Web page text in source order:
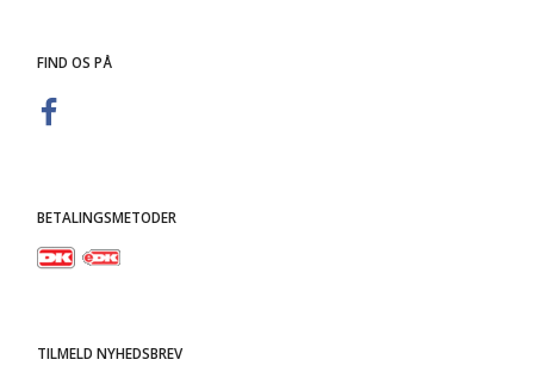
FIND OS PÅ
BETALINGSMETODER
TILMELD NYHEDSBREV